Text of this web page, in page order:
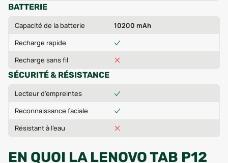
BATTERIE
Capacité de la batterie
10200 mAh
Recharge rapide
Recharge sans fil
SÉCURITÉ & RÉSISTANCE
Lecteur d'empreintes
Reconnaissance faciale
Résistant à l'eau
EN QUOI LA LENOVO TAB P12